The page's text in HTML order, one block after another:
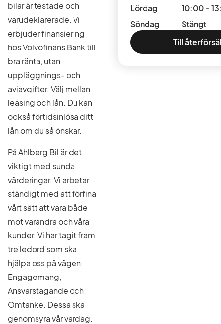
bilar är testade och
varudeklarerade. Vi
erbjuder finansiering
hos Volvofinans Bank till
bra ränta, utan
uppläggnings- och
aviavgifter. Välj mellan
leasing och lån. Du kan
också förtidsinlösa ditt
lån om du så önskar.
På Ahlberg Bil är det
viktigt med sunda
värderingar. Vi arbetar
ständigt med att förfina
vårt sätt att vara både
mot varandra och våra
kunder. Vi har tagit fram
tre ledord som ska
hjälpa oss på vägen:
Engagemang,
Ansvarstagande och
Omtanke. Dessa ska
genomsyra vår vardag.
Lördag
10:00 -
Söndag
Stängt
Till